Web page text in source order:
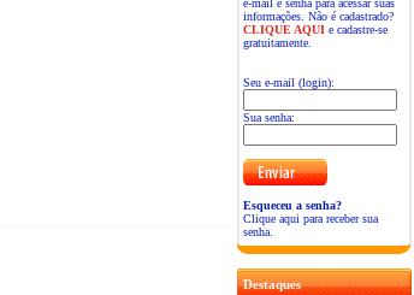
e-mail e senha para acessar suas
informações. Não é cadastrado?
CLIQUE AQUI e cadastre-se
gratuitamente.
Seu e-mail (login):
Sua senha:
Esqueceu a senha?
Clique aqui para receber sua
senha.
Destaques